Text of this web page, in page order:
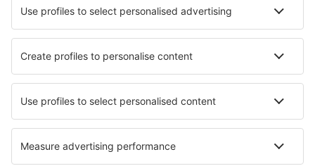
Ryanair
Lufthansa
Despre eSky
Cariere